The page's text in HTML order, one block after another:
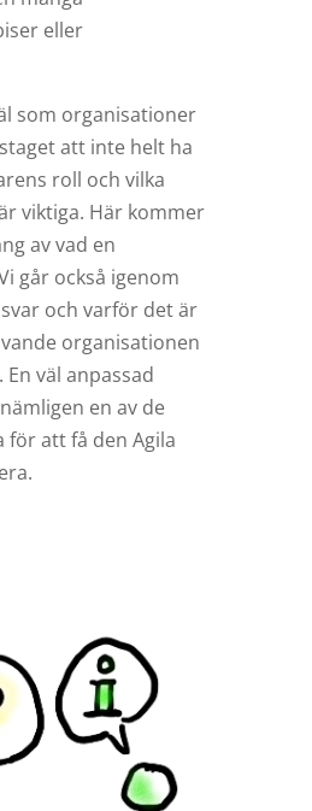
eller
som organisationer
att inte helt ha
roll och vilka
viktiga. Här kommer
av vad en
går också igenom
och varför det är
organisationen
väl anpassad
en av de
för att få den Agila